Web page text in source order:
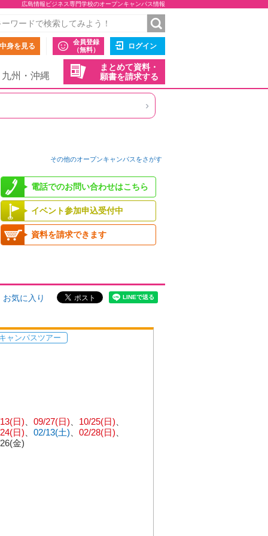
広島情報ビジネス専門学校のオープンキャンパス情報
身を見る
会員登録
（無料）
ログイン
まとめて資料・
願書を請求する
九州・沖縄
›
その他のオープンキャンパスをさがす
電話でのお問い合わせはこちら
イベント参加申込受付中
資料を請求できます
お気に入り
キャンパスツアー
日) 09/27(日)
10/25(日)
日) 02/13(土)
02/28(日)
金)